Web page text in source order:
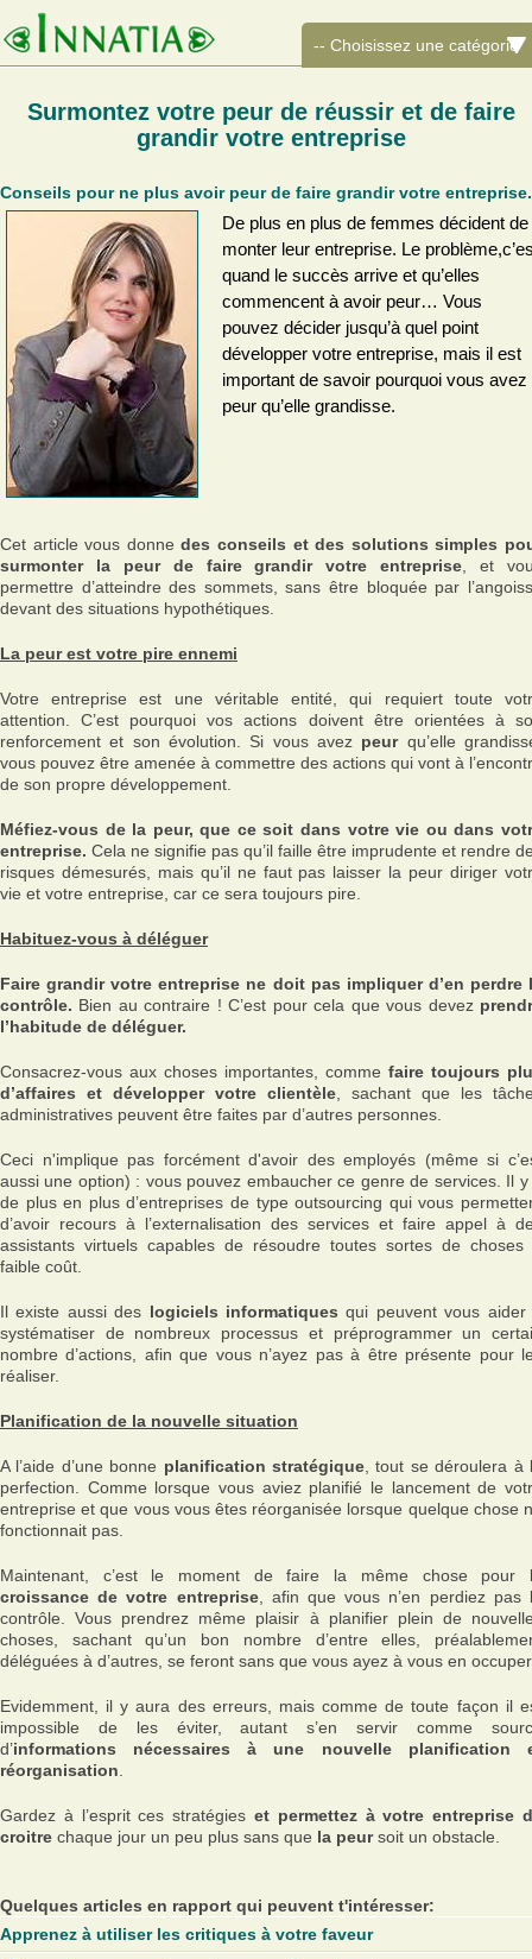
Surmontez votre peur de réussir et de faire
grandir votre entreprise
Conseils pour ne plus avoir peur de faire grandir votre entreprise.
De plus en plus de femmes décident de
monter leur entreprise. Le
quand le succès arrive et qu’elles
commencent à avoir peur… Vous
pouvez décider jusqu’à quel point
développer votre entreprise, mais il est
important de savoir pourquoi vous avez
peur qu’elle grandisse.
Cet article vous donnedes conseils et des solutions simples
surmonter la peur de faire grandir votre entreprise , et
permettre d’atteindre des sommets, sans être bloquée par
devant des situations hypothétiques.
La peur est votre pire ennemi
Votre entreprise est une véritable entité, qui requiert toute
attention. C’est pourquoi vos actions doivent être orientées à
renforcement et son évolution. Si vous avez peurqu’elle
vous pouvez être amenée à commettre des actions qui vont à
de son propre développement.
Méfiez-vous de la peur, que ce soit dans votre vie ou dans
entreprise. Cela ne signifie pas qu’il faille être imprudente et rendre
risques démesurés, mais qu’il ne faut pas laisser la peur diriger
vie et votre entreprise, car ce sera toujours pire.
Habituez-vous à déléguer
Faire grandir votre entreprise ne doit pas impliquer d’en perdre
contrôle. Bien au contraire ! C’est pour cela que vous devez
l’habitude de déléguer.
Consacrez-vous aux choses importantes, comme faire toujours
d’affaires et développer votre clientèle , sachant que les
administratives peuvent être faites par d’autres personnes.
Ceci n'implique pas forcément d'avoir des employés (même si
aussi une option) : vous pouvez embaucher ce genre de services. Il y
de plus en plus d’entreprises de type outsourcing qui vous
d’avoir recours à l’externalisation des services et faire appel à
assistants virtuels capables de résoudre toutes sortes de choses
faible coût.
Il existe aussi des logiciels informatiques qui peuvent vous aider
systématiser de nombreux processus et préprogrammer un
nombre d’actions, afin que vous n’ayez pas à être présente pour
réaliser.
Planification de la nouvelle situation
A l’aide d’une bonne planification stratégique , tout se déroulera à
perfection. Comme lorsque vous aviez planifié le lancement de
entreprise et que vous vous êtes réorganisée lorsque quelque chose
fonctionnait pas.
Maintenant, c’est le moment de faire la même chose pour
croissance de votre entreprise, afin que vous n’en perdiez pas
contrôle. Vous prendrez même plaisir à planifier plein de
choses, sachant qu’un bon nombre d’entre elles,
déléguées à d’autres, se feront sans que vous ayez à vous en
Evidemment, il y aura des erreurs, mais comme de toute façon il
impossible de les éviter, autant s’en servir comme
d’informations nécessaires à une nouvelle planification
réorganisation
Gardez à l’esprit ces stratégies et permettez à votre entreprise
croitre chaque jour un peu plus sans que la peursoit un obstacle.
Quelques articles en rapport qui peuvent t'intéresser:
Apprenez à utiliser les critiques à votre faveur